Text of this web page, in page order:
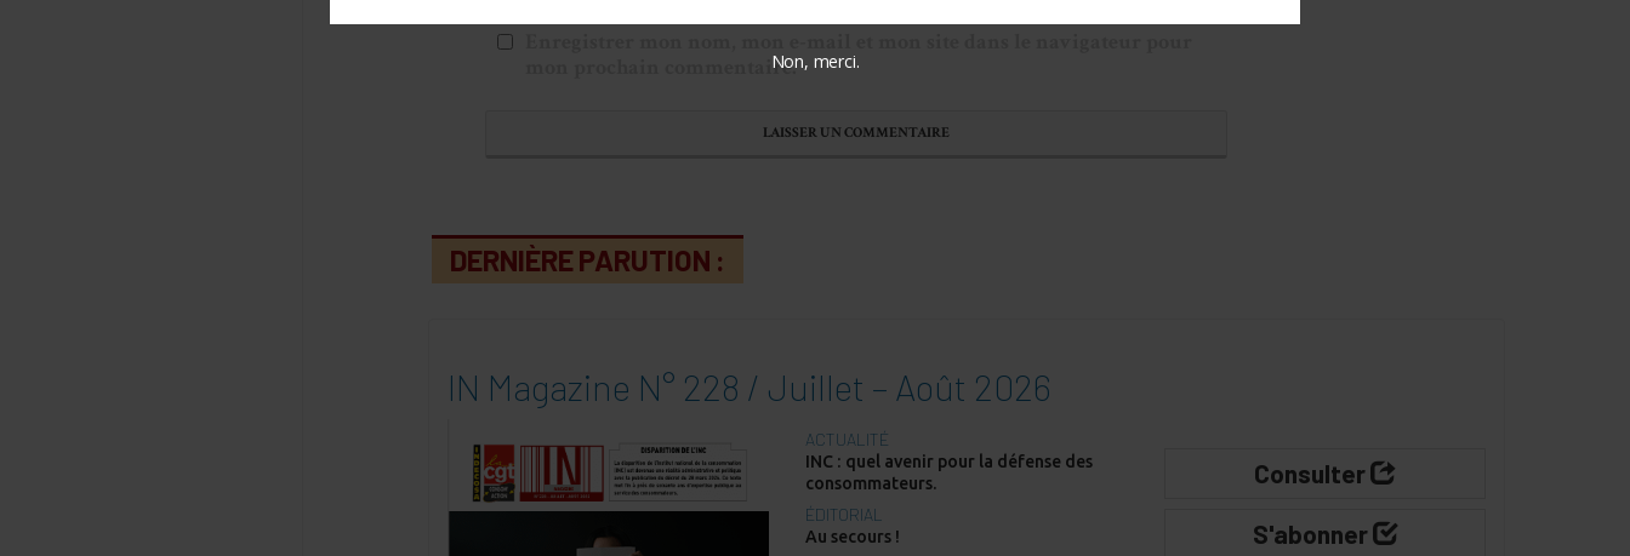
mon prochain commentaire.
DERNIÈRE PARUTION :
IN Magazine N° 228 / Juillet – Août 2026
ACTUALITÉ
INC : quel avenir pour la défense des
consommateurs.
ÉDITORIAL
Au secours !
Consulter
S'abonner
Non, merci.